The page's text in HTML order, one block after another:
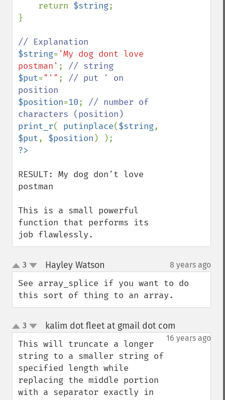
    return
$string;
}
$string= 'My dog dont love
postman' ;
$put="'" ; // put ' on
$position=10; // number of
print_r( putinplace($string
$put, $position
RESULT: My dog don't love
postman
This is a small powerful
function that performs its
job flawlessly.
up
down
3 Hayley Watson 8 years ago
See array_splice if you want to do
this sort of thing to an array.
up
down
3 kalim dot fleet at gmail dot com
16 years ago
This will truncate a longer
string to a smaller string of
specified length while
replacing the middle portion
with a separator exactly in